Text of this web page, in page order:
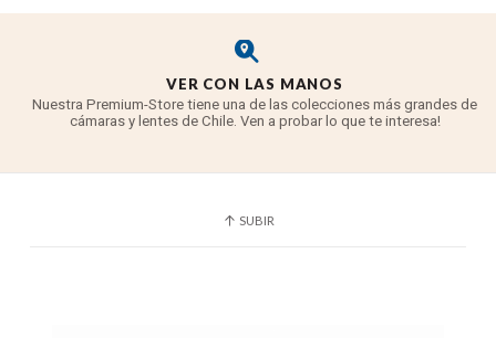
VER CON LAS MANOS
Nuestra Premium-Store tiene una de las colecciones más grandes de
cámaras y lentes de Chile. Ven a probar lo que te interesa!
SUBIR